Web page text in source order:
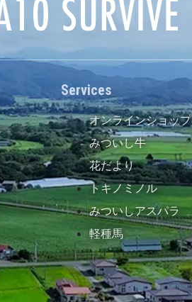
Services
オンラインショップ
みついし牛
花だより
トキノミノル
みついしアスパラ
軽種馬